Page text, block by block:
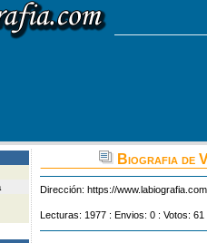
Biografia de
Dirección: https://
Lecturas: 1977 : Envios: 0 : Votos: